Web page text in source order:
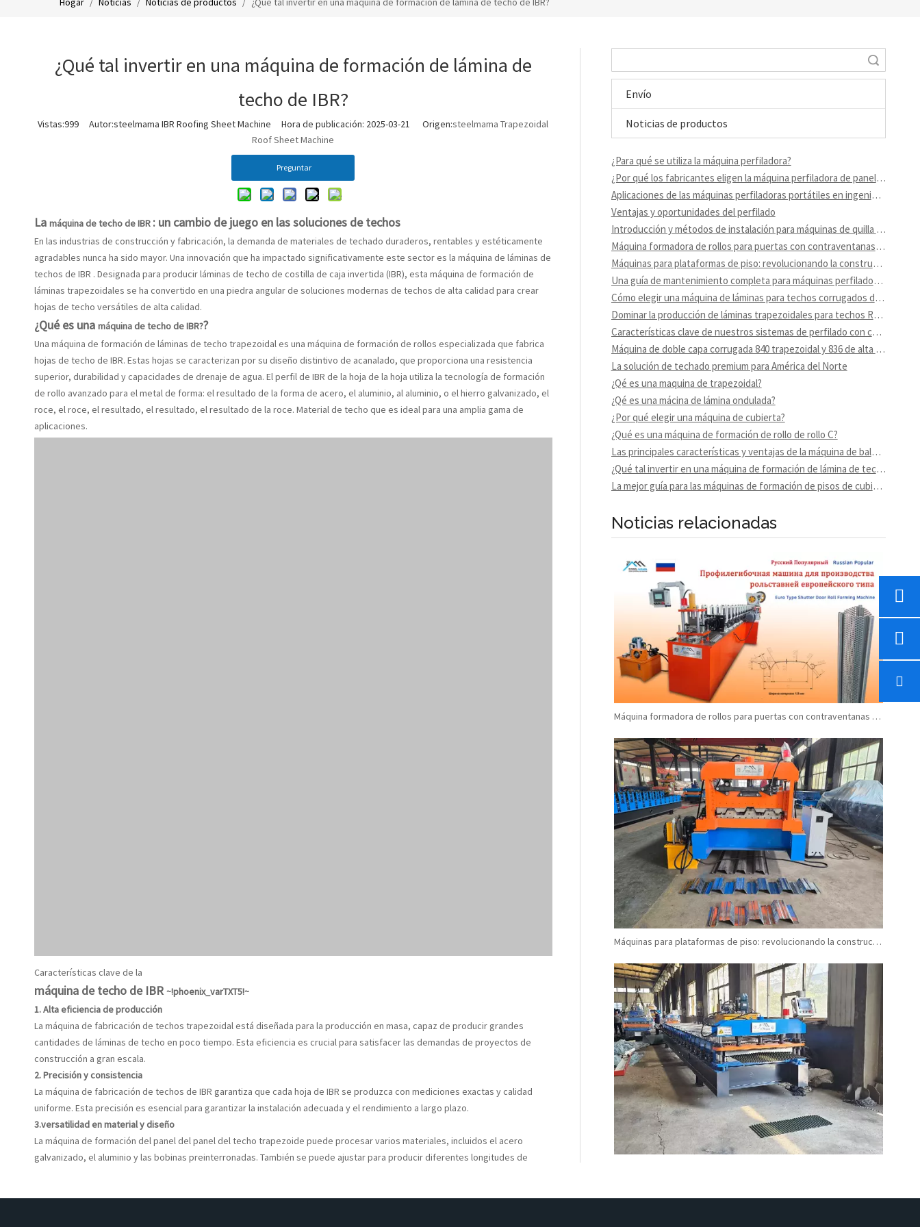
¿Qué tal invertir en una máquina de formación de lámina de
techo de IBR?
Vistas:999 Autor:steelmama IBR Roofing Sheet Machine Hora de publicación: 2025-03-21 Origen:steelmama Trapezoidal
Roof Sheet Machine
Preguntar
La máquina de techo de IBR : un cambio de juego en las soluciones de techos
En las industrias de construcción y fabricación, la demanda de materiales de techado duraderos, rentables y estéticamente
agradables nunca ha sido mayor. Una innovación que ha impactado significativamente este sector es la máquina de láminas de
techos de IBR . Designada para producir láminas de techo de costilla de caja invertida (IBR), esta máquina de formación de
láminas trapezoidales se ha convertido en una piedra angular de soluciones modernas de techos de alta calidad para crear
hojas de techo versátiles de alta calidad.
¿Qué es una máquina de techo de IBR??
Una máquina de formación de láminas de techo trapezoidales una máquina de formación de rollos especializada que fabrica
hojas de techo de IBR. Estas hojas se caracterizan por su diseño distintivo de acanalado, que proporciona una resistencia
superior, durabilidad y capacidades de drenaje de agua. Elperfil de IBR de la hoja de la hoja utiliza la tecnología de formación
de rollo avanzado para el metal de forma: el resultado de la forma de acero, el aluminio, al aluminio, o el hierro galvanizado, el
roce, el roce, el resultado, el resultado, el resultado de la roce. Material de techo que es ideal para una amplia gama de
aplicaciones.
Características clave de la
máquina de techo de IBR ~!phoenix_varTXT5!~
1. Alta eficiencia de producción
La máquina de fabricación de techos trapezoidalestá diseñada para la producción en masa, capaz de producir grandes
cantidades de láminas de techo en poco tiempo. Esta eficiencia es crucial para satisfacer las demandas de proyectos de
construcción a gran escala.
2. Precisión y consistencia
La máquina de fabricación de techos de IBR garantiza que cada hoja de IBR se produzca con mediciones exactas y calidad
uniforme. Esta precisión es esencial para garantizar la instalación adecuada y el rendimiento a largo plazo.
3.versatilidad en material y diseño
La máquina de formación del panel del panel del techo trapezoide puede procesar varios materiales, incluidos el acero
galvanizado, el aluminio y las bobinas preinterronadas. También se puede ajustar para producir diferentes longitudes de
Envío
Noticias de productos
¿Para qué se utiliza la máquina perfiladora?
¿Por qué los fabricantes eligen la máquina perfiladora de paneles R?
Aplicaciones de las máquinas perfiladoras portátiles en ingeniería
Ventajas y oportunidades del perfilado
Introducción y métodos de instalación para máquinas de quilla de acero ligeras
Máquina formadora de rollos para puertas con contraventanas enrollables
Máquinas para plataformas de piso: revolucionando la construcción moderna
Una guía de mantenimiento completa para máquinas perfiladoras
Cómo elegir una máquina de láminas para techos corrugados de buena calidad
Dominar la producción de láminas trapezoidales para techos R101 con nuestra avanzada línea de perfilado
Características clave de nuestros sistemas de perfilado con costura alzada
Máquina de doble capa corrugada 840 trapezoidal y 836 de alta eficiencia
La solución de techado premium para América del Norte
¿Qé es una maquina de trapezoidal?
¿Qé es una mácina de lámina ondulada?
¿Por qué elegir una máquina de cubierta?
¿Qué es una máquina de formación de rollo de rollo C?
Las principales características y ventajas de la máquina de baldosas del techo
¿Qué tal invertir en una máquina de formación de lámina de techo de IBR?
La mejor guía para las máquinas de formación de pisos de cubierta de metal
Noticias relacionadas
Máquina formadora de rollos para puertas con contraventanas enrollables
Máquinas para plataformas de piso: revolucionando la construcción moderna